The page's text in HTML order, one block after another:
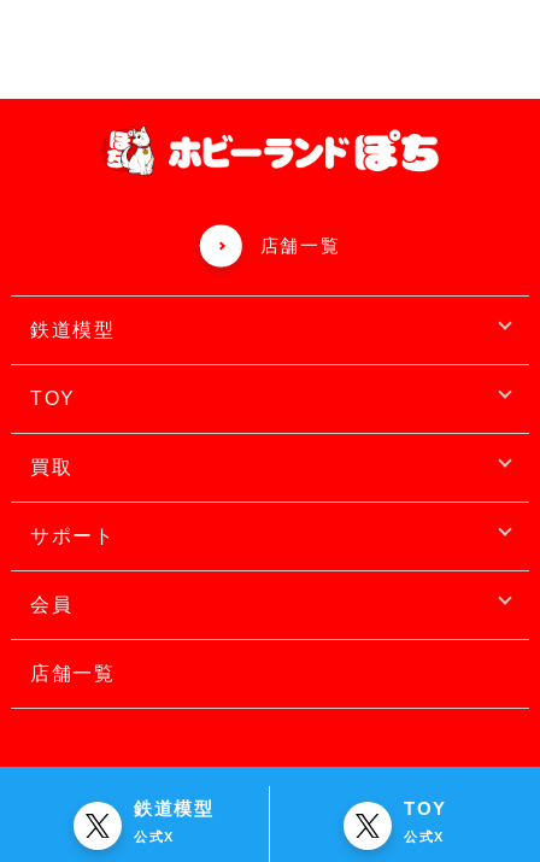
店舗一覧
鉄道模型
TOY
買取
サポート
会員
店舗一覧
鉄道模型
公式X
TOY
公式X